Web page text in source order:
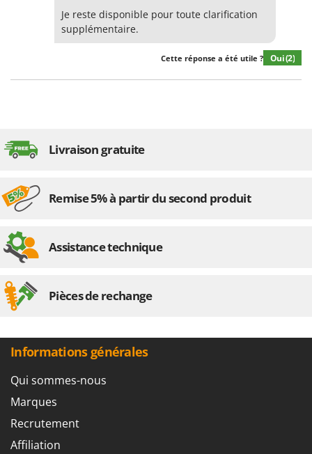
Je reste disponible pour toute clarification
supplémentaire.
Cette réponse a été utile ? Oui(2)
Livraison gratuite
Remise 5% à partir du second produit
Assistance technique
Pièces de rechange
Informations générales
Qui sommes-nous
Marques
Recrutement
Affiliation